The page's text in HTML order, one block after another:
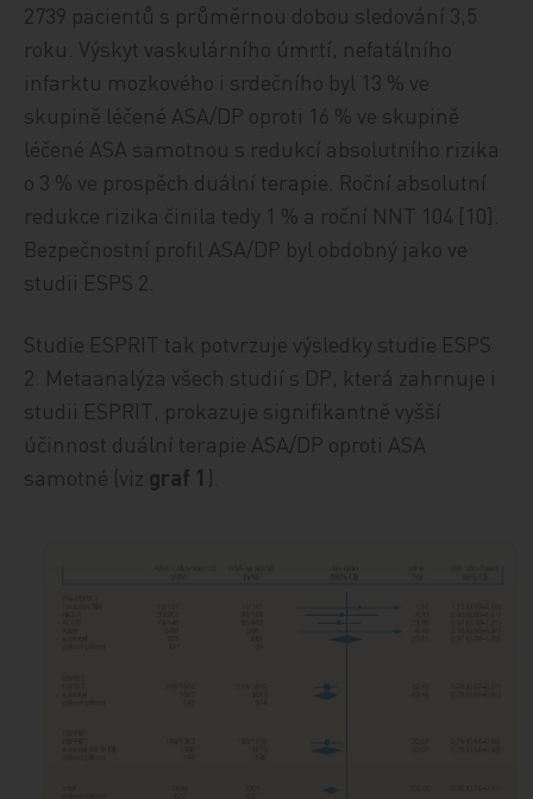
2739 pacientů s průměrnou dobou sledování 3,5
roku. Výskyt vaskulárního úmrtí, nefatálního
infarktu mozkového i srdečního byl 13 % ve
skupině léčené ASA/DP oproti 16 % ve skupině
léčené ASA samotnou s redukcí absolutního rizika
o 3 % ve prospěch duální terapie. Roční absolutní
redukce rizika činila tedy 1 % a roční NNT 104 [10].
Bezpečnostní profil ASA/DP byl obdobný jako ve
studii ESPS 2.
Studie ESPRIT tak potvrzuje výsledky studie ESPS
2. Metaanalýza všech studií s DP, která zahrnuje i
studii ESPRIT, prokazuje signifikantně vyšší
účinnost duální terapie ASA/DP oproti ASA
samotné (viz graf 1 ).